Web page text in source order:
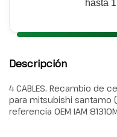
hasta
Descripción
4 CABLES. Recambio de
para mitsubishi santamo
referencia OEM IAM